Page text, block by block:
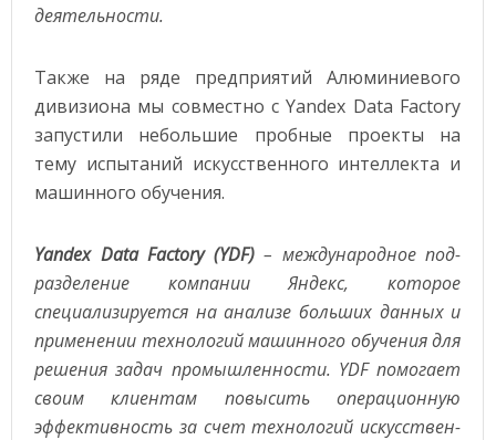
деятельности.
Также на ряде предприятий Алюминиевого
дивизиона мы совместно с Yandex Data Factory
запустили небольшие пробные проекты на
тему испытаний искусственного интеллекта и
машинного обучения.
Yandex Data Factory (YDF)– международное под-
разделение компании Яндекс, которое
специализируется на анализе больших данных и
применении технологий машинного обучения для
решения задач промышленности. YDF помогает
своим клиентам повысить операционную
эффективность за счет технологий искусствен-